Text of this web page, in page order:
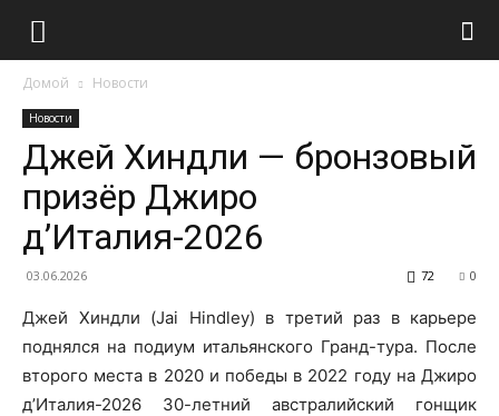
Домой Новости
Новости
Джей Хиндли — бронзовый
призёр Джиро
д’Италия-2026
03.06.2026 0
72
Джей Хиндли (Jai Hindley) в третий раз в карьере
поднялся на подиум итальянского Гранд-тура. После
второго места в 2020 и победы в 2022 году на Джиро
д’Италия-2026 30-летний австралийский гонщик